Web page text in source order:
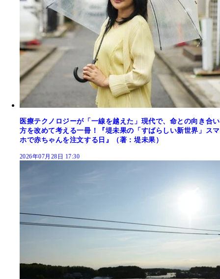
医療テクノロジーが「一線を越えた」現代で、命との向き合い
方を改めて考える一冊！『堤未果の「すばらしい新世界」スマ
ホで赤ちゃんを注文する日』（著：堤未果）
2026年07月28日 17:30